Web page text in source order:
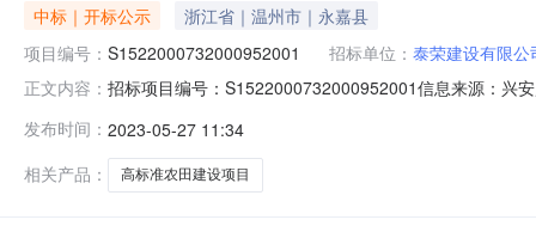
中标｜开标公示
浙江省｜温州市｜永嘉县
项目编号： S1522000732000952001 招标单位： 泰荣建设有限公
正文内容： 招标项目编号：S1522000732000952001信息来源：兴
求:;保证金金额:0.00元,投标文件递交时间:未上传,投标人
发布时间： 2023-05-27 11:34
相关产品：
高标准农田建设项目